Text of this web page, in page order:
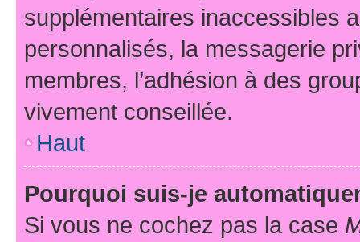
supplémentaires inaccessibles
personnalisés, la messagerie
membres, l’adhésion à des
vivement conseillée.
Haut
Pourquoi suis-je
Si vous ne cochez pas la case